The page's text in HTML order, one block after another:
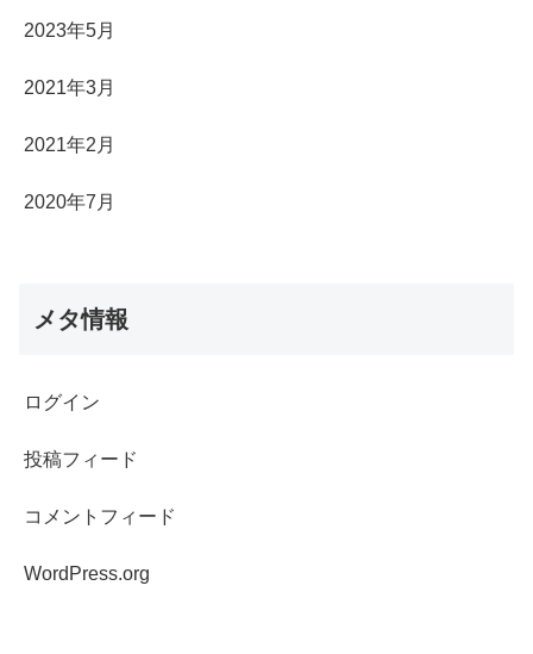
2023年5月
2021年3月
2021年2月
2020年7月
メタ情報
ログイン
投稿フィード
コメントフィード
WordPress.org